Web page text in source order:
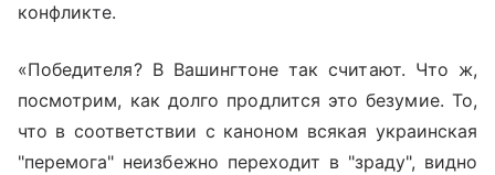
конфликте.
«Победителя? В Вашингтоне так считают. Что ж,
посмотрим, как долго продлится это безумие. То,
что в соответствии с каноном всякая украинская
"перемога" неизбежно переходит в "зраду", видно